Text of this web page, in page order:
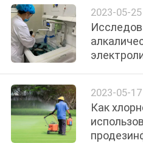
ПРОВЕРКА
КАЧЕСТВА
СВЯЖИТЕСЬ
МЫ
НОВОСТИ
2023-05-25
2023-05-17
Как